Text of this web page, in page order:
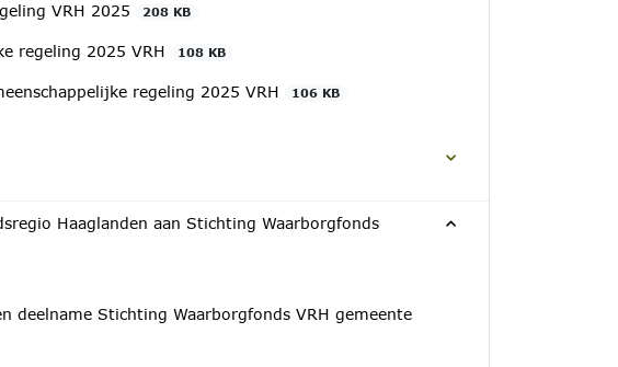
VRH 2025 208 KB
regeling 2025 VRH 108 KB
regeling 2025 VRH 106 KB
Haaglanden aan Stichting Waarborgfonds
deelname Stichting Waarborgfonds VRH gemeente